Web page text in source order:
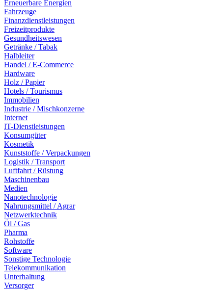
Erneuerbare Energien
Fahrzeuge
Finanzdienstleistungen
Freizeitprodukte
Gesundheitswesen
Getränke / Tabak
Halbleiter
Handel / E-Commerce
Hardware
Holz / Papier
Hotels / Tourismus
Immobilien
Industrie / Mischkonzerne
Internet
IT-Dienstleistungen
Konsumgüter
Kosmetik
Kunststoffe / Verpackungen
Logistik / Transport
Luftfahrt / Rüstung
Maschinenbau
Medien
Nanotechnologie
Nahrungsmittel / Agrar
Netzwerktechnik
Öl / Gas
Pharma
Rohstoffe
Software
Sonstige Technologie
Telekommunikation
Unterhaltung
Versorger